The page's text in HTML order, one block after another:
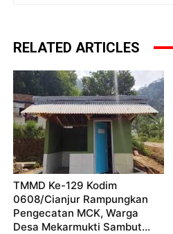
RELATED ARTICLES
TMMD Ke-129 Kodim
0608/Cianjur Rampungkan
Pengecatan MCK, Warga
Desa Mekarmukti Sambut...